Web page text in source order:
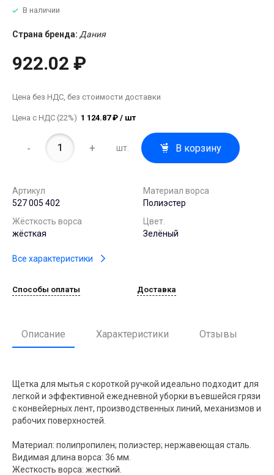
В наличии
Страна бренда: Дания
922.02 ₽
Цена без НДС, без стоимости доставки
Цена с НДС (22%) 1 124.87 ₽ / шт
- + шт. В корзину
Артикул
527 005 402
Материал ворса
Полиэстер
Жёсткость ворса
жёсткая
Цвет.
Зелёный
Все характеристики
Способы оплаты Доставка
Описание Характеристики Отзывы
Щетка для мытья с короткой ручкой идеально подходит для
легкой и эффективной ежедневной уборки въевшейся грязи
с конвейерных лент, производственных линий, механизмов и
рабочих поверхностей.
Материал: полипропилен; полиэстер; нержавеющая сталь.
Видимая длина ворса: 36 мм.
Жесткость ворса: жесткий.